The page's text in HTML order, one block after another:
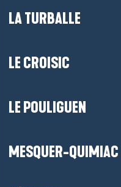
LA TURBALLE
LE CROISIC
LE POULIGUEN
MESQUER-QUIMIAC
79
nous